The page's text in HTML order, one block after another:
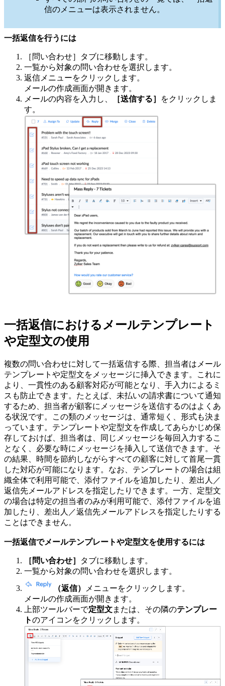
信のメニューは表示されません。
一括返信を行うには
［問い合わせ］タブに移動します。
一覧から対象の問い合わせを選択します。
返信メニューをクリックします。
メールの作成画面が開きます。
メールの内容を入力し、
［送信する］
をクリックしま
す。
一括返信におけるメールテンプレート
や定型文の使用
複数の問い合わせに対して一括返信する際、担当者はメール
テンプレートや定型文をメッセージに挿入できます。これに
より、一貫性のある顧客対応が可能となり、手入力によるミ
スも防止できます。たとえば、未払いの請求書について通知
するため、担当者が顧客にメッセージを送信するのはよくあ
る状況です。この類のメッセージは、通常短く、形式も決ま
っています。テンプレートや定型文を作成してあらかじめ保
存しておけば、担当者は、同じメッセージを毎回入力するこ
となく、必要な時にメッセージを挿入して送信できます。そ
の結果、時間を節約しながらすべての顧客に対して首尾一貫
した対応が可能になります。なお、テンプレートの場合は組
織全体で利用可能で、添付ファイルを追加したり、差出人／
返信先メールアドレスを指定したりできます。一方、定型文
の場合は特定の担当者のみが利用可能で、添付ファイルを追
加したり、差出人／返信先メールアドレスを指定したりする
ことはできません。
一括返信でメールテンプレートや定型文を使用するには
［問い合わせ］
タブに移動します。
一覧から対象の問い合わせを選択します。
（返信）
メニューをクリックします。
メールの作成画面が開きます。
上部ツールバーで定型文または、その隣のテンプレー
トのアイコンをクリックします。